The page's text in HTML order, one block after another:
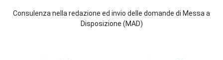
Consulenza nella redazione ed invio delle domande di Messa a
Disposizione (MAD)